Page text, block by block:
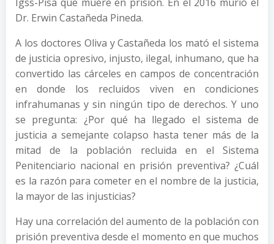
Dr. Erwin Castañeda Pineda.
A los doctores Oliva y Castañeda los mató el sistema
de justicia opresivo, injusto, ilegal, inhumano, que ha
convertido las cárceles en campos de concentración
en donde los recluidos viven en condiciones
infrahumanas y sin ningún tipo de derechos. Y uno
se pregunta: ¿Por qué ha llegado el sistema de
justicia a semejante colapso hasta tener más de la
mitad de la población recluida en el Sistema
Penitenciario nacional en prisión preventiva? ¿Cuál
es la razón para cometer en el nombre de la justicia,
la mayor de las injusticias?
Hay una correlación del aumento de la población con
prisión preventiva desde el momento en que muchos